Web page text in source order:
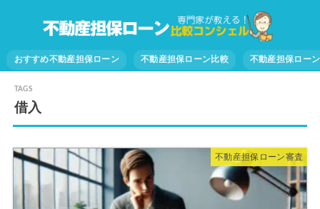
おすすめ不動産担保ローン 不動産担保ローン比較 不動産担保ロー
借入
不動産担保ローン審査